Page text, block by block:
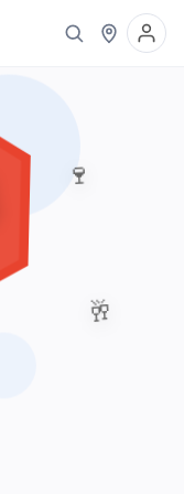
🍷
🥂